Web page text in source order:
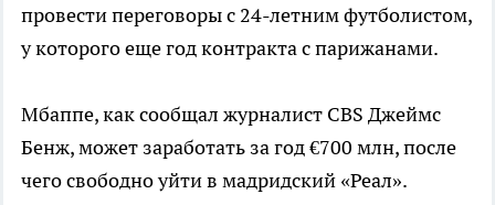
провести переговоры с 24-летним футболистом,
у которого еще год контракта с парижанами.
Мбаппе, как сообщал журналист CBS Джеймс
Бенж, может заработать за год €700 млн, после
чего свободно уйти в мадридский «Реал».